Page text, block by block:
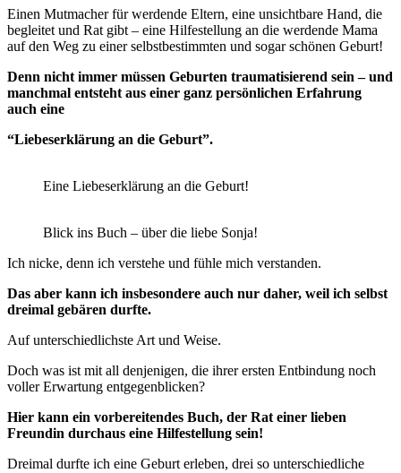
Einen Mutmacher für werdende Eltern, eine unsichtbare Hand, die
begleitet und Rat gibt – eine Hilfestellung an die werdende Mama
auf den Weg zu einer selbstbestimmten und sogar schönen Geburt!
Denn nicht immer müssen Geburten traumatisierend sein – und
manchmal entsteht aus einer ganz persönlichen Erfahrung
auch eine
“Liebeserklärung an die Geburt”.
Eine Liebeserklärung an die Geburt!
Blick ins Buch – über die liebe Sonja!
Ich nicke, denn ich verstehe und fühle mich verstanden.
Das aber kann ich insbesondere auch nur daher, weil ich selbst
dreimal gebären durfte.
Auf unterschiedlichste Art und Weise.
Doch was ist mit all denjenigen, die ihrer ersten Entbindung noch
voller Erwartung entgegenblicken?
Hier kann ein vorbereitendes Buch, der Rat einer lieben
Freundin durchaus eine Hilfestellung sein!
Dreimal durfte ich eine Geburt erleben, drei so unterschiedliche